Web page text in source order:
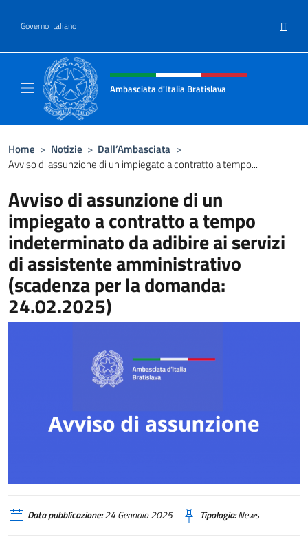
Governo Italiano IT
Intestazione sito, social e menù
Ambasciata d'Italia Bratislava
Home > Notizie > Dall’Ambasciata >
Avviso di assunzione di un impiegato a contratto a tempo...
Avviso di assunzione di un
impiegato a contratto a tempo
indeterminato da adibire ai servizi
di assistente amministrativo
(scadenza per la domanda:
24.02.2025)
Data pubblicazione:24 Gennaio 2025 Tipologia:News